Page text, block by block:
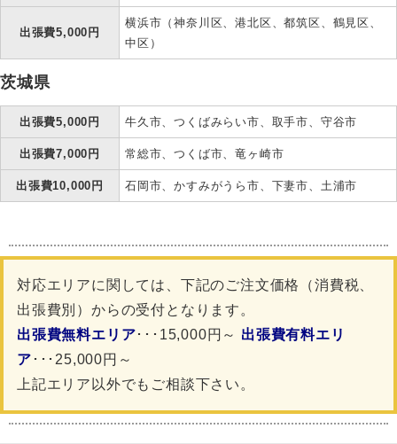
出張費5,000円
横浜市（神奈川区、港北区、都筑区、鶴見区、
中区）
茨城県
出張費5,000円 牛久市、つくばみらい市、取手市、守谷市
出張費7,000円 常総市、つくば市、竜ヶ崎市
出張費10,000円 石岡市、かすみがうら市、下妻市、土浦市
対応エリアに関しては、下記のご注文価格（消費税、
出張費別）からの受付となります。
出張費無料エリア･･･15,000円～ 出張費有料エリ
ア ･･･25,000円～
上記エリア以外でもご相談下さい。